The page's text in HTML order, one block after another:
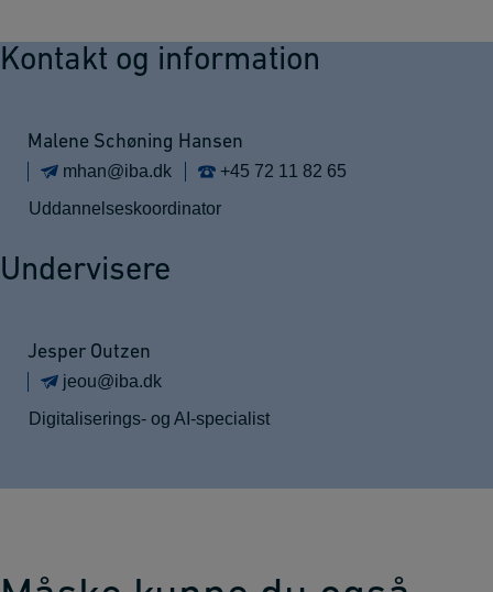
Kontakt og information
Malene Schøning Hansen
mhan@iba.dk
+45 72 11 82 65
Uddannelseskoordinator
Undervisere
Jesper Outzen
jeou@iba.dk
Digitaliserings- og AI-specialist